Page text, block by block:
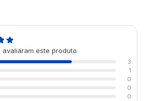
avaliaram este produto
3
1
0
0
0